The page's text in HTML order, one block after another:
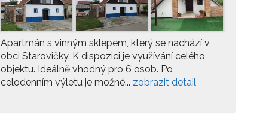
Apartmán s vinným sklepem, který se nachází v
obci Starovičky. K dispozici je využívání celého
objektu. Ideálně vhodný pro 6 osob. Po
celodenním výletu je možné... zobrazit detail